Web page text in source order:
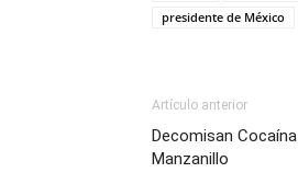
presidente de México
Artículo anterior
Decomisan
Manzanillo